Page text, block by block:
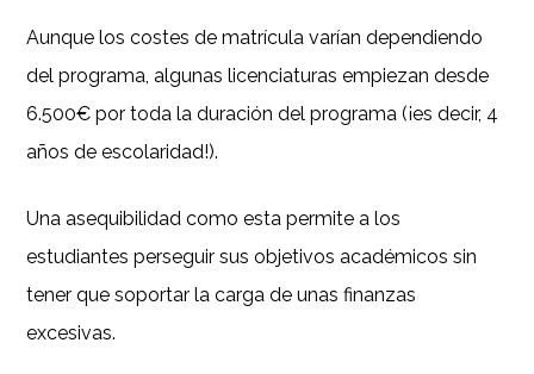
Aunque los costes de matrícula varían dependiendo
del programa, algunas licenciaturas empiezan desde
6.500€ por toda la duración del programa (¡es decir, 4
años de escolaridad!).
Una asequibilidad como esta permite a los
estudiantes perseguir sus objetivos académicos sin
tener que soportar la carga de unas finanzas
excesivas.